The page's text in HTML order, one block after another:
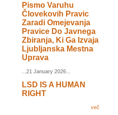
Pismo Varuhu
Človekovih Pravic
Zaradi Omejevanja
Pravice Do Javnega
Zbiranja, Ki Ga Izvaja
Ljubljanska Mestna
Uprava
...21 January 2026...
LSD IS A HUMAN
RIGHT
več